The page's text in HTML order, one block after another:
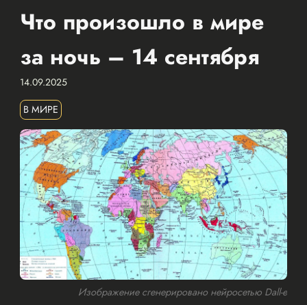
Что произошло в мире
за ночь – 14 сентября
14.09.2025
В МИРЕ
Изображение сгенерировано нейросетью Dall-e